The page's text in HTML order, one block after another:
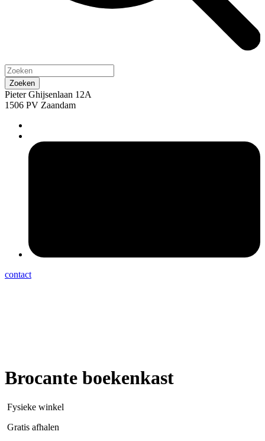
Pieter Ghijsenlaan 12A
1506 PV Zaandam
contact
Brocante boekenkast
Fysieke winkel
Gratis afhalen